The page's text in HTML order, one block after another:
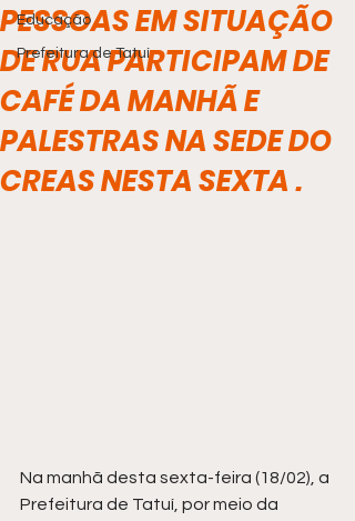
Educação
Prefeitura de Tatuí
PESSOAS EM SITUAÇÃO
DE RUA PARTICIPAM DE
CAFÉ DA MANHÃ E
PALESTRAS NA SEDE DO
CREAS NESTA SEXTA .
Na manhã desta sexta-feira (18/02), a
Prefeitura de Tatuí, por meio da